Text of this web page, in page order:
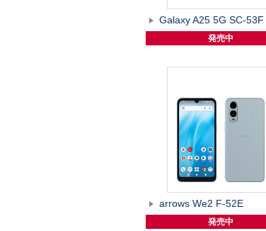
Galaxy A25 5G SC-53F
発売中
arrows We2 F-52E
発売中